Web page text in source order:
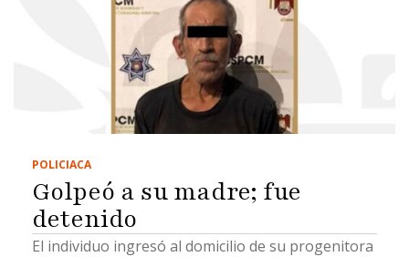
POLICIACA
Golpeó a su madre; fue
detenido
El individuo ingresó al domicilio de su progenitora